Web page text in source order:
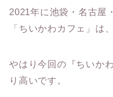
2021年に池袋・名古屋
「ちいかわカフェ」は
やはり今回の『ちいか
り高いです。